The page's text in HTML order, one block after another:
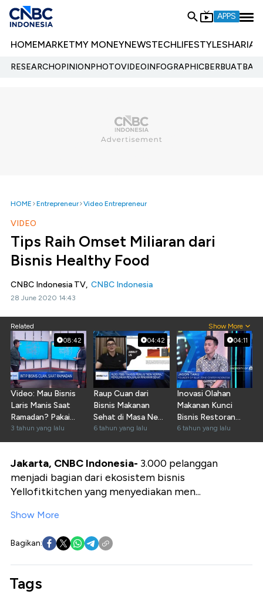
APPS
HOMEMARKETMY MONEYNEWSTECHLIFESTYLESHARIA
RESEARCHOPINIONPHOTOVIDEOINFOGRAPHIC
HOME Entrepreneur Video Entrepreneur
VIDEO
Tips Raih Omset Miliaran dari
Bisnis Healthy Food
CNBC Indonesia TV, CNBC Indonesia
28 June 2020 14:43
Related Show More
08:42
Video: Mau Bisnis
Laris Manis Saat
Ramadan? Pakai
Jurus Ini
3 tahun yang lalu
04:42
Raup Cuan dari
Bisnis Makanan
Sehat di Masa New
Normal
6 tahun yang lalu
04:11
Inovasi Olahan
Makanan Kunci
Bisnis Restoran
Vegan
6 tahun yang lalu
Jakarta, CNBC Indonesia- 3.000 pelanggan
menjadi bagian dari ekosistem bisnis
Yellofitkitchen yang menyediakan men...
Show More
Bagikan:
Tags